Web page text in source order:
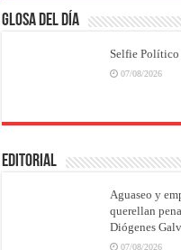
Glosa del Día
Selfie Político
07/08/2026
EDITORIAL
Aguaseo y
querellan
Diógenes
07/08/2026